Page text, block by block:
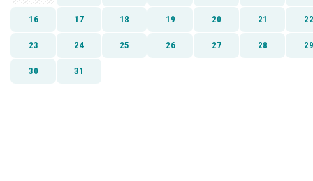
16 17 18 19 20 21 22
23 24 25 26 27 28 29
30 31